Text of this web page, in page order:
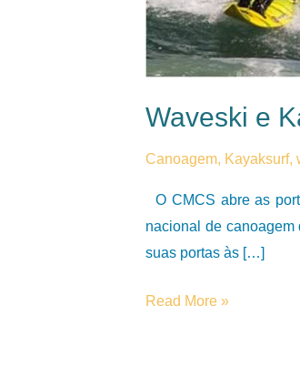
Waveski e
Canoagem, Kayaksurf,
O CMCS abre as
nacional de
suas portas às […]
Waveski
Read More »